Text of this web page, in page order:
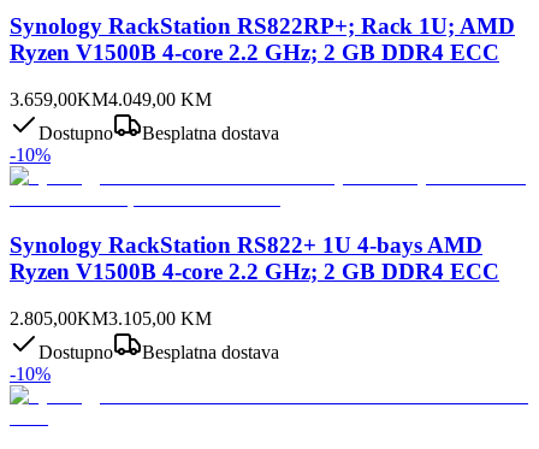
Synology RackStation RS822RP+; Rack 1U; AMD
Ryzen V1500B 4-core 2.2 GHz; 2 GB DDR4 ECC
3.659,00KM4.049,00 KM
Dostupno
Besplatna dostava
-10%
Synology RackStation RS822+ 1U 4-bays AMD
Ryzen V1500B 4-core 2.2 GHz; 2 GB DDR4 ECC
2.805,00KM3.105,00 KM
Dostupno
Besplatna dostava
-10%